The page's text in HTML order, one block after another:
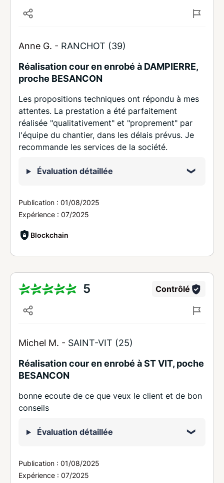
Anne G. - RANCHOT (39)
Réalisation cour en enrobé à DAMPIERRE,
proche BESANCON
Les propositions techniques ont répondu à mes
attentes. La prestation a été parfaitement
réalisée "qualitativement" et "proprement" par
l'équipe du chantier, dans les délais prévus. Je
recommande les services de la société.
Évaluation détaillée
Publication : 01/08/2025
Expérience : 07/2025
Blockchain
5 Contrôlé
Michel M. - SAINT-VIT (25)
Réalisation cour en enrobé à ST VIT, poche
BESANCON
bonne ecoute de ce que veux le client et de bon
conseils
Évaluation détaillée
Publication : 01/08/2025
Expérience : 07/2025